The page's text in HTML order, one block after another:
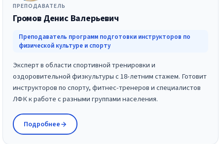
ПРЕПОДАВАТЕЛЬ
Громов Денис Валерьевич
Преподаватель программ подготовки инструкторов по
физической культуре и спорту
Эксперт в области спортивной тренировки и
оздоровительной физкультуры с 18-летним стажем. Готовит
инструкторов по спорту, фитнес-тренеров и специалистов
ЛФК к работе с разными группами населения.
Подробнее